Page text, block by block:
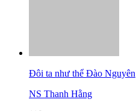
Đôi ta như thể Đào Nguyên
NS Thanh Hằng